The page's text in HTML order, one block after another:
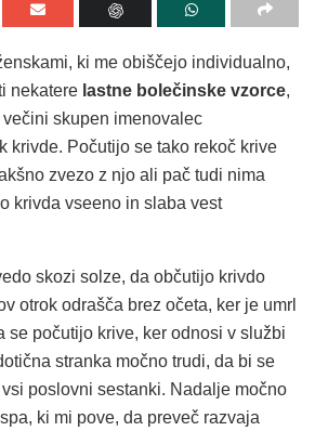
ki me obiščejo individualno,
nekatere lastne bolečinske vzorce,
skupen imenovalec
krivde. Počutijo se tako rekoč krive
zvezo z njo ali pač tudi nima
krivda vseeno in slaba vest
skozi solze, da občutijo krivdo
otrok odrašča brez očeta, ker je umrl
se počutijo krive, ker odnosi v službi
stranka močno trudi, da bi se
poslovni sestanki. Nadalje močno
ki mi pove, da preveč razvaja